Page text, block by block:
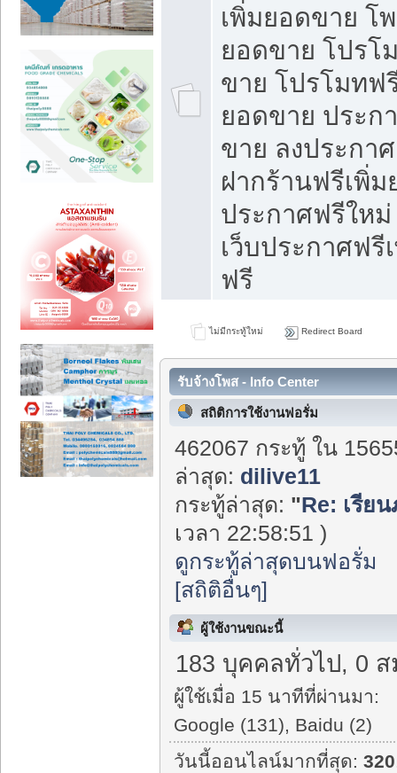
เพิ่มยอดขาย โ
ยอดขาย โปรโ
ขาย โปรโมทฟ
ยอดขาย ประก
ขาย ลงประกา
ฝากร้านฟรีเพิ่ม
ประกาศฟรีให
เว็บประกาศฟรี
ฟรี
ไม่มีกระทู้ใหม่ Redirect Board
รับจ้างโพส - Info Center
สถิติการใช้งานฟอรั่ม
462067 กระทู้ ใน
ล่าสุด: dilive11
กระทู้ล่าสุด: "Re: เรีย
เวลา 22:58:51 )
ดูกระทู้ล่าสุดบนฟอรั่ม
[สถิติอื่นๆ]
ผู้ใช้งานขณะนี้
183 บุคคลทั่วไป, 0
ผู้ใช้เมื่อ 15 นาทีที่ผ่านมา:
Google (131), Baidu (2)
วันนี้ออนไลน์มากที่สุด:320